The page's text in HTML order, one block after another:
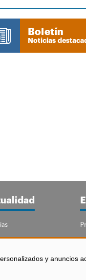
y anuncios
Boletín
Noticias
Acuicultura